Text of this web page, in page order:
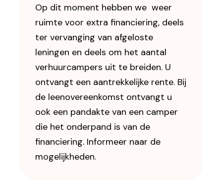
Op dit moment hebben we weer
ruimte voor extra financiering, deels
ter vervanging van afgeloste
leningen en deels om het aantal
verhuurcampers uit te breiden. U
ontvangt een aantrekkelijke rente. Bij
de leenovereenkomst ontvangt u
ook een pandakte van een camper
die het onderpand is van de
financiering. Informeer naar de
mogelijkheden.